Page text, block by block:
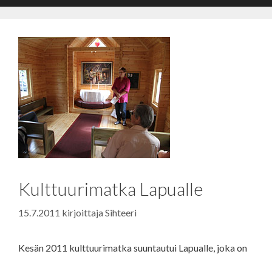
Kulttuurimatka Lapualle
15.7.2011 kirjoittajaSihteeri
Kesän 2011 kulttuurimatka suuntautui Lapualle, joka on